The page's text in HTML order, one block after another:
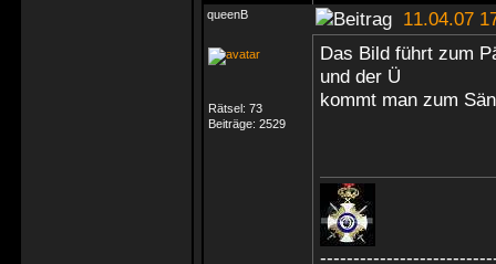
queenB
11.04.07
Rätsel: 73
Beiträge: 2529
Das Bild führt zum
und der Ü
kommt man zum